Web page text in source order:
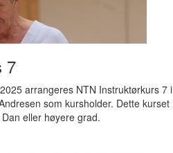
7
arrangeres NTN Instruktørkurs 7 i
som kursholder. Dette kurset
eller høyere grad.